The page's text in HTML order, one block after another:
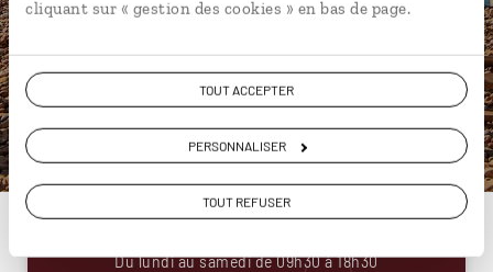
cliquant sur « gestion des cookies » en bas de page.
TOUT ACCEPTER
PERSONNALISER
TOUT REFUSER
DEMANDER UN DEVIS
ou
Construisez votre voyage avec un spécialiste
Angleterre
01 88 32 32 87
Du lundi au samedi de 09h30 à 18h30